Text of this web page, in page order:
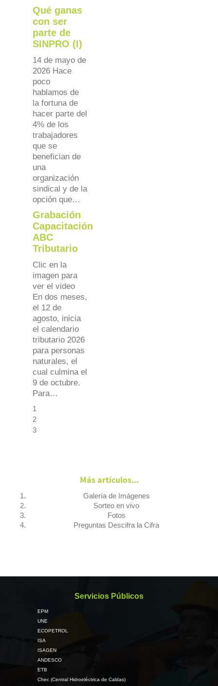
Qué ganas
con ser
parte de
SINPRO (I)
14 de mayo de
2026 Hace
poco
hablamos de
la fortuna de
hacer parte del
4% de los
trabajadores
que se
benefician de
una
organización
sindical y de la
opción que…
Grabación
Capacitación
ABC
Tributario
Clic en la
imagen para
ver el video
En dos meses,
el 12 de
agosto, inicia
el calendario
tributario 2026
para personas
naturales, el
cual culmina el
9 de octubre.
Para…
1
2
3
Más artículos...
Galería de Imágenes
Sorteo en vivo
Fotos
Preguntas Descifra la Cifra
Servicios Públicos
EPM
UNE
ECOPETROL
ISA
ISAGEN
ANDESCO
ETB
Chec (Central Hidroeléctrica de Caldas)